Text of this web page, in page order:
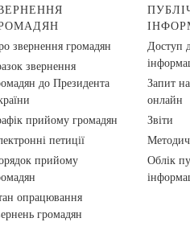
звернення громадян
звернення
до Президента
прийому громадян
петиції
прийому
опрацювання
громадян
Доступ
Запит
онлайн
Звіти
Облік